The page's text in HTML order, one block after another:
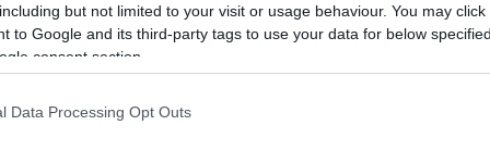
but not limited to your visit or usage behaviour. You may
to Google and its third-party tags to use your data for below
consent section.
Data Processing Opt Outs
το sms για τη μετακίνηση –
τεστ για τα νησιά